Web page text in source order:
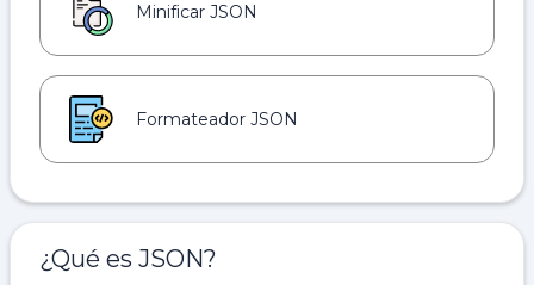
Minificar JSON
Formateador JSON
¿Qué es JSON?